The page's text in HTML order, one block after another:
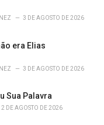
3 DE AGOSTO DE 2026
era Elias
3 DE AGOSTO DE 2026
Sua Palavra
2 DE AGOSTO DE 2026